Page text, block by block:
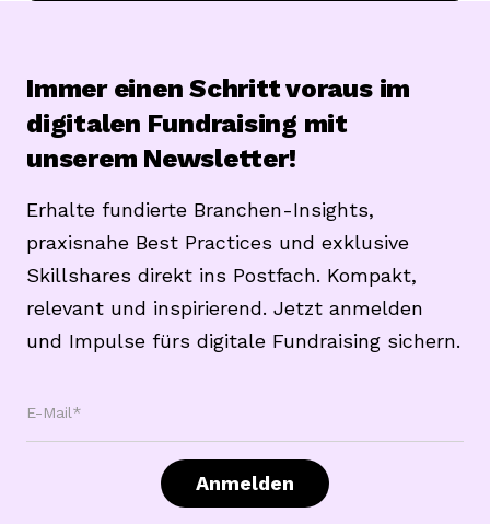
Immer einen Schritt voraus im
digitalen Fundraising mit
unserem Newsletter!
Erhalte fundierte Branchen-Insights,
praxisnahe Best Practices und exklusive
Skillshares direkt ins Postfach. Kompakt,
relevant und inspirierend. Jetzt anmelden
und Impulse fürs digitale Fundraising sichern.
E-Mail*
Anmelden